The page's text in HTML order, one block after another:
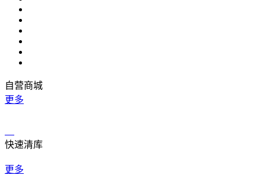
自营商城
更多
快速清库
更多